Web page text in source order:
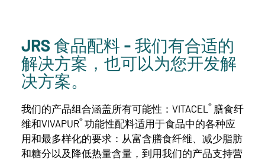
JRS 食品配料 - 我们有合适的
解决方案，也可以为您开发解
决方案。
我们的产品组合涵盖所有可能性：VITACEL ® 膳食纤
维和VIVAPUR® 功能性配料适用于食品中的各种应
用和最多样化的要求：从富含膳食纤维、减少脂肪
和糖分以及降低热量含量，到用我们的产品支持营